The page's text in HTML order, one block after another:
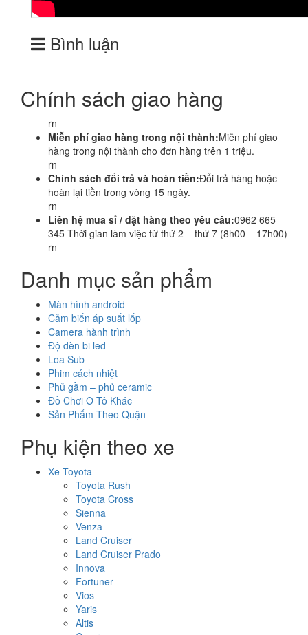
Bình luận
Chính sách giao hàng
rn
Miễn phí giao hàng trong nội thành:Miễn phí giao
hàng trong nội thành cho đơn hàng trên 1 triệu.
rn
Chính sách đổi trả và hoàn tiền:Đổi trả hàng hoặc
hoàn lại tiền trong vòng 15 ngày.
rn
Liên hệ mua sỉ / đặt hàng theo yêu cầu:0962 665
345 Thời gian làm việc từ thứ 2 – thứ 7 (8h00 – 17h00)
rn
Danh mục sản phẩm
Màn hình android
Cảm biến áp suất lốp
Camera hành trình
Độ đèn bi led
Loa Sub
Phim cách nhiệt
Phủ gầm – phủ ceramic
Đồ Chơi Ô Tô Khác
Sản Phẩm Theo Quận
Phụ kiện theo xe
Xe Toyota
Toyota Rush
Toyota Cross
Sienna
Venza
Land Cruiser
Land Cruiser Prado
Innova
Fortuner
Vios
Yaris
Altis